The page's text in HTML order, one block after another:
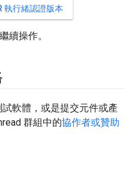
執行緒認證版本
續操作。
軟體，或是提交元件或產
群組中的協作者或贊助